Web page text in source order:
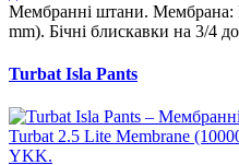
Мембранні штани. Мембрана:
mm). Бічні блискавки на 3/4
Turbat Isla Pants